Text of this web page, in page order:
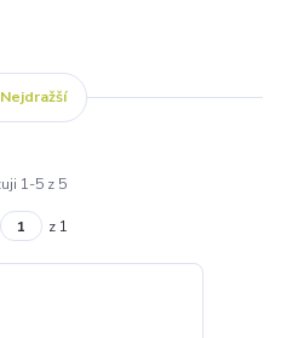
Nejdražší
1-5 z 5
z 1